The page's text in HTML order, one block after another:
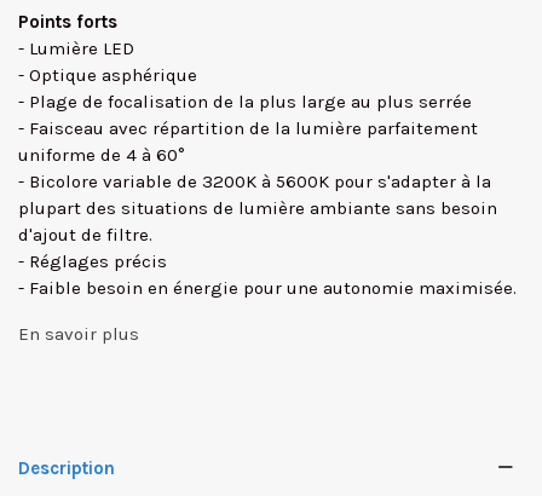
Points forts
- Lumière LED
- Optique asphérique
- Plage de focalisation de la plus large au plus serrée
- Faisceau avec répartition de la lumière parfaitement
uniforme de 4 à 60°
- Bicolore variable de 3200K à 5600K pour s'adapter à la
plupart des situations de lumière ambiante sans besoin
d'ajout de filtre.
- Réglages précis
- Faible besoin en énergie pour une autonomie maximisée.
En savoir plus
Description